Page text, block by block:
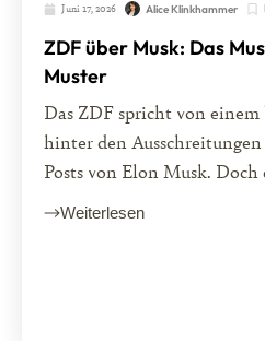
Juni 17, 2026 Alice Klinkhammer
ZDF über Musk: Das
Muster
Das ZDF spricht von
hinter den
Posts von Elon Musk. Doch
Weiterlesen